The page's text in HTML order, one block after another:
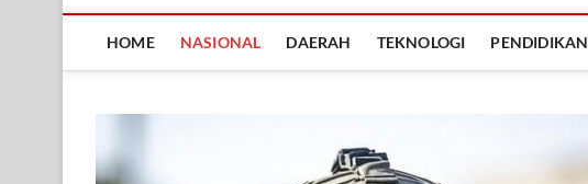
HOME NASIONAL DAERAH TEKNOLOGI PENDIDIKAN